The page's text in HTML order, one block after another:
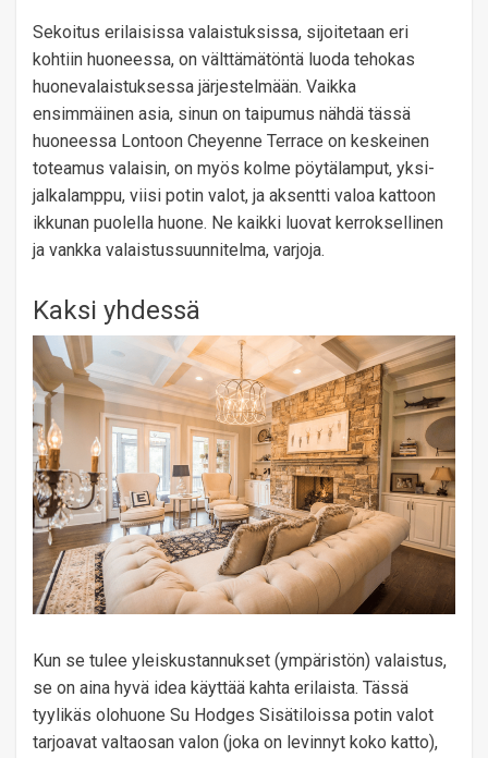
Sekoitus erilaisissa valaistuksissa, sijoitetaan eri
kohtiin huoneessa, on välttämätöntä luoda tehokas
huonevalaistuksessa järjestelmään. Vaikka
ensimmäinen asia, sinun on taipumus nähdä tässä
huoneessa Lontoon Cheyenne Terrace on keskeinen
toteamus valaisin, on myös kolme pöytälamput, yksi-
jalkalamppu, viisi potin valot, ja aksentti valoa kattoon
ikkunan puolella huone. Ne kaikki luovat kerroksellinen
ja vankka valaistussuunnitelma, varjoja.
Kaksi yhdessä
Kun se tulee yleiskustannukset (ympäristön) valaistus,
se on aina hyvä idea käyttää kahta erilaista. Tässä
tyylikäs olohuone Su Hodges Sisätiloissa potin valot
tarjoavat valtaosan valon (joka on levinnyt koko katto),